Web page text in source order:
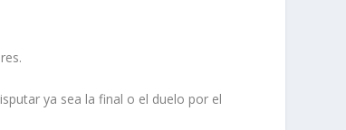
ya sea la final o el duelo por el